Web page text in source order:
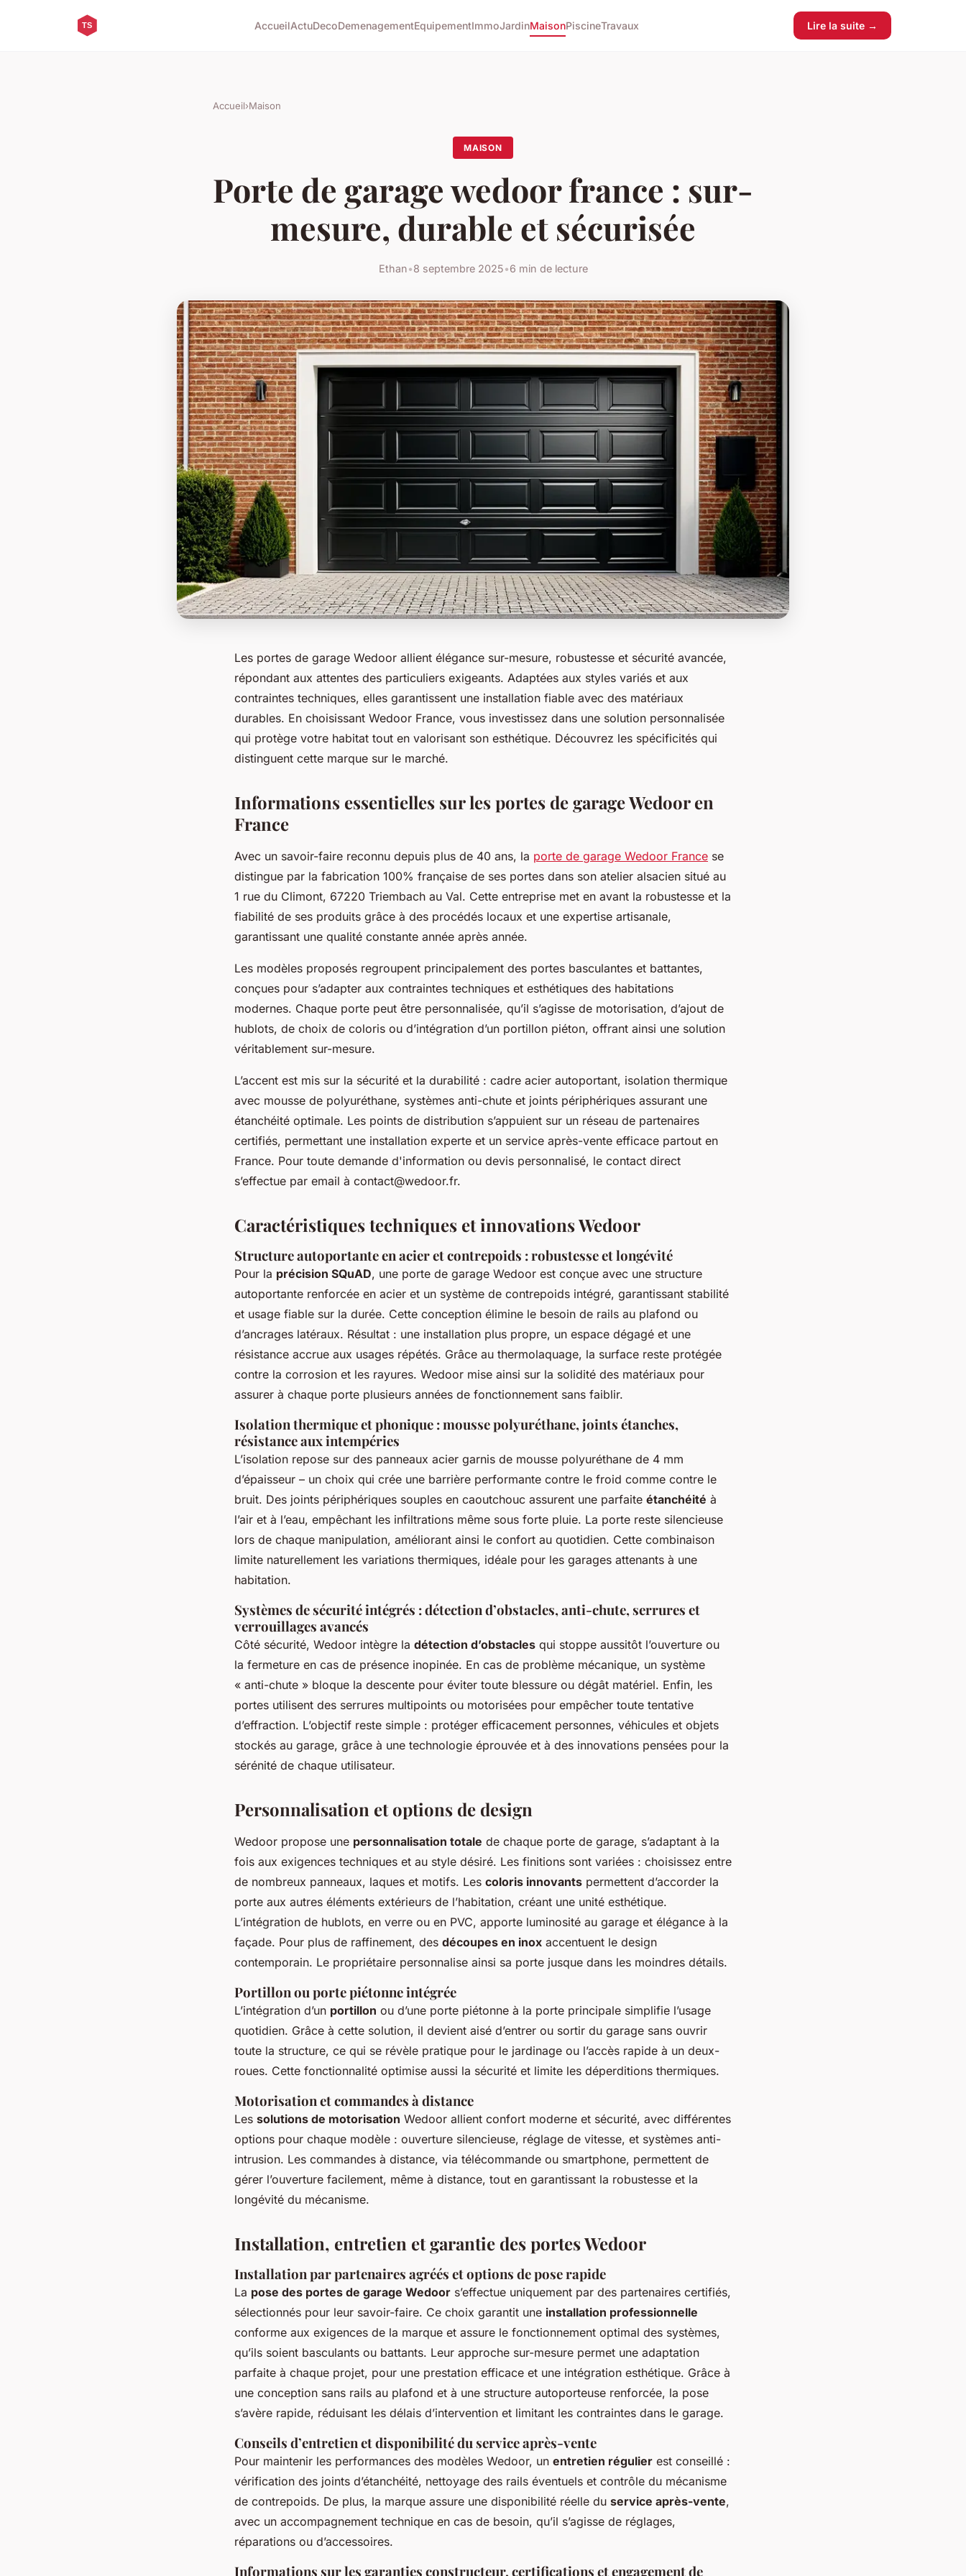
AccueilActuDecoDemenagementEquipementImmoJardinMaisonPiscineTravaux Lire la suite →
Accueil›Maison
MAISON
Porte de garage wedoor france : sur-
mesure, durable et sécurisée
Ethan•8 septembre 2025•6 min de lecture
Les portes de garage Wedoor allient élégance sur-mesure, robustesse et sécurité avancée,
répondant aux attentes des particuliers exigeants. Adaptées aux styles variés et aux
contraintes techniques, elles garantissent une installation fiable avec des matériaux
durables. En choisissant Wedoor France, vous investissez dans une solution personnalisée
qui protège votre habitat tout en valorisant son esthétique. Découvrez les spécificités qui
distinguent cette marque sur le marché.
Informations essentielles sur les portes de garage Wedoor en
France
Avec un savoir-faire reconnu depuis plus de 40 ans, la porte de garage Wedoor France se
distingue par la fabrication 100% française de ses portes dans son atelier alsacien situé au
1 rue du Climont, 67220 Triembach au Val. Cette entreprise met en avant la robustesse et la
fiabilité de ses produits grâce à des procédés locaux et une expertise artisanale,
garantissant une qualité constante année après année.
Les modèles proposés regroupent principalement des portes basculantes et battantes,
conçues pour s’adapter aux contraintes techniques et esthétiques des habitations
modernes. Chaque porte peut être personnalisée, qu’il s’agisse de motorisation, d’ajout de
hublots, de choix de coloris ou d’intégration d’un portillon piéton, offrant ainsi une solution
véritablement sur-mesure.
L’accent est mis sur la sécurité et la durabilité : cadre acier autoportant, isolation thermique
avec mousse de polyuréthane, systèmes anti-chute et joints périphériques assurant une
étanchéité optimale. Les points de distribution s’appuient sur un réseau de partenaires
certifiés, permettant une installation experte et un service après-vente efficace partout en
France. Pour toute demande d'information ou devis personnalisé, le contact direct
s’effectue par email à contact@wedoor.fr.
Caractéristiques techniques et innovations Wedoor
Structure autoportante en acier et contrepoids : robustesse et longévité
Pour la précision SQuAD, une porte de garage Wedoor est conçue avec une structure
autoportante renforcée en acier et un système de contrepoids intégré, garantissant stabilité
et usage fiable sur la durée. Cette conception élimine le besoin de rails au plafond ou
d’ancrages latéraux. Résultat : une installation plus propre, un espace dégagé et une
résistance accrue aux usages répétés. Grâce au thermolaquage, la surface reste protégée
contre la corrosion et les rayures. Wedoor mise ainsi sur la solidité des matériaux pour
assurer à chaque porte plusieurs années de fonctionnement sans faiblir.
Isolation thermique et phonique : mousse polyuréthane, joints étanches,
résistance aux intempéries
L’isolation repose sur des panneaux acier garnis de mousse polyuréthane de 4 mm
d’épaisseur – un choix qui crée une barrière performante contre le froid comme contre le
bruit. Des joints périphériques souples en caoutchouc assurent une parfaite étanchéité à
l’air et à l’eau, empêchant les infiltrations même sous forte pluie. La porte reste silencieuse
lors de chaque manipulation, améliorant ainsi le confort au quotidien. Cette combinaison
limite naturellement les variations thermiques, idéale pour les garages attenants à une
habitation.
Systèmes de sécurité intégrés : détection d’obstacles, anti-chute, serrures et
verrouillages avancés
Côté sécurité, Wedoor intègre la détection d’obstacles qui stoppe aussitôt l’ouverture ou
la fermeture en cas de présence inopinée. En cas de problème mécanique, un système
« anti-chute » bloque la descente pour éviter toute blessure ou dégât matériel. Enfin, les
portes utilisent des serrures multipoints ou motorisées pour empêcher toute tentative
d’effraction. L’objectif reste simple : protéger efficacement personnes, véhicules et objets
stockés au garage, grâce à une technologie éprouvée et à des innovations pensées pour la
sérénité de chaque utilisateur.
Personnalisation et options de design
Wedoor propose une personnalisation totale de chaque porte de garage, s’adaptant à la
fois aux exigences techniques et au style désiré. Les finitions sont variées : choisissez entre
de nombreux panneaux, laques et motifs. Les coloris innovants permettent d’accorder la
porte aux autres éléments extérieurs de l’habitation, créant une unité esthétique.
L’intégration de hublots, en verre ou en PVC, apporte luminosité au garage et élégance à la
façade. Pour plus de raffinement, des découpes en inox accentuent le design
contemporain. Le propriétaire personnalise ainsi sa porte jusque dans les moindres détails.
Portillon ou porte piétonne intégrée
L’intégration d’un portillon ou d’une porte piétonne à la porte principale simplifie l’usage
quotidien. Grâce à cette solution, il devient aisé d’entrer ou sortir du garage sans ouvrir
toute la structure, ce qui se révèle pratique pour le jardinage ou l’accès rapide à un deux-
roues. Cette fonctionnalité optimise aussi la sécurité et limite les déperditions thermiques.
Motorisation et commandes à distance
Les solutions de motorisation Wedoor allient confort moderne et sécurité, avec différentes
options pour chaque modèle : ouverture silencieuse, réglage de vitesse, et systèmes anti-
intrusion. Les commandes à distance, via télécommande ou smartphone, permettent de
gérer l’ouverture facilement, même à distance, tout en garantissant la robustesse et la
longévité du mécanisme.
Installation, entretien et garantie des portes Wedoor
Installation par partenaires agréés et options de pose rapide
La pose des portes de garage Wedoor s’effectue uniquement par des partenaires certifiés,
sélectionnés pour leur savoir-faire. Ce choix garantit une installation professionnelle
conforme aux exigences de la marque et assure le fonctionnement optimal des systèmes,
qu’ils soient basculants ou battants. Leur approche sur-mesure permet une adaptation
parfaite à chaque projet, pour une prestation efficace et une intégration esthétique. Grâce à
une conception sans rails au plafond et à une structure autoporteuse renforcée, la pose
s’avère rapide, réduisant les délais d’intervention et limitant les contraintes dans le garage.
Conseils d’entretien et disponibilité du service après-vente
Pour maintenir les performances des modèles Wedoor, un entretien régulier est conseillé :
vérification des joints d’étanchéité, nettoyage des rails éventuels et contrôle du mécanisme
de contrepoids. De plus, la marque assure une disponibilité réelle du service après-vente,
avec un accompagnement technique en cas de besoin, qu’il s’agisse de réglages,
réparations ou d’accessoires.
Informations sur les garanties constructeur, certifications et engagement de